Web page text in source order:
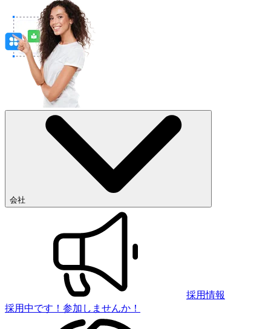
会社
採用情報
採用中です！参加しませんか！